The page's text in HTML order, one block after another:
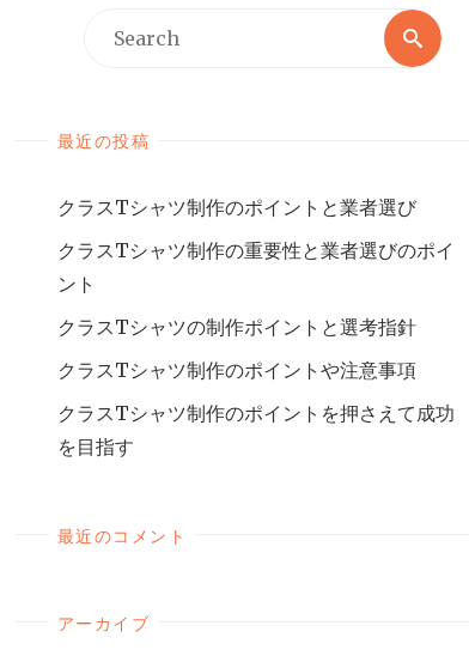
最近の投稿
クラスTシャツ制作のポイントと業者選び
クラスTシャツ制作の重要性と業者選びのポイ
ント
クラスTシャツの制作ポイントと選考指針
クラスTシャツ制作のポイントや注意事項
クラスTシャツ制作のポイントを押さえて成功
を目指す
最近のコメント
アーカイブ